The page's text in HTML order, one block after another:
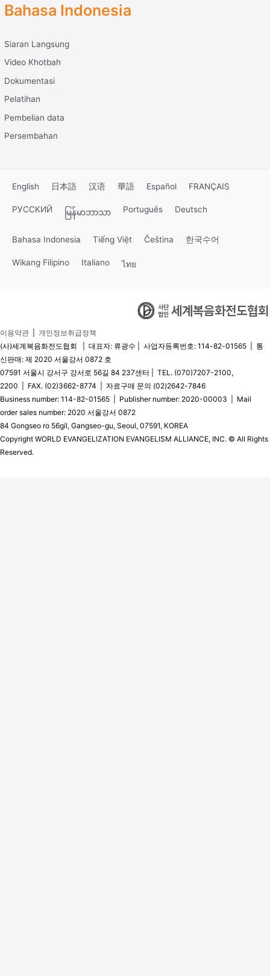
Bahasa Indonesia
Siaran Langsung
Video Khotbah
Dokumentasi
Pelatihan
Pembelian data
Persembahan
English 日本語 汉语 華語 Español FRANÇAIS
РУССКИЙ မြန်မာဘာသာ Português Deutsch
Bahasa Indonesia Tiếng Việt Čeština 한국수어
Wikang Filipino Italiano ไทย
이용약관
개인정보취급정책
(사)세계복음화전도협회 | 대표자: 류광수 | 사업자등록번호: 114-82-01565 | 통
신판매: 제 2020 서울강서 0872 호
07591 서울시 강서구 강서로 56길 84 237센터 | TEL. (070)7207-2100,
2200 | FAX. (02)3662-8774 | 자료구매 문의 (02)2642-7846
Business number: 114-82-01565 | Publisher number: 2020-00003 | Mail
order sales number: 2020 서울강서 0872
84 Gongseo ro 56gil, Gangseo-gu, Seoul, 07591, KOREA
Copyright WORLD EVANGELIZATION EVANGELISM ALLIANCE, INC. © All Rights
Reserved.